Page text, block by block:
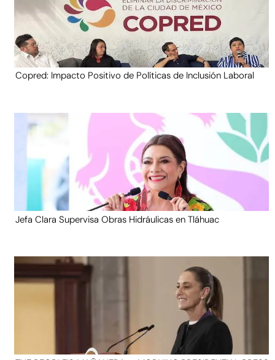
Copred: Impacto Positivo de Políticas de Inclusión Laboral
Jefa Clara Supervisa Obras Hidráulicas en Tláhuac